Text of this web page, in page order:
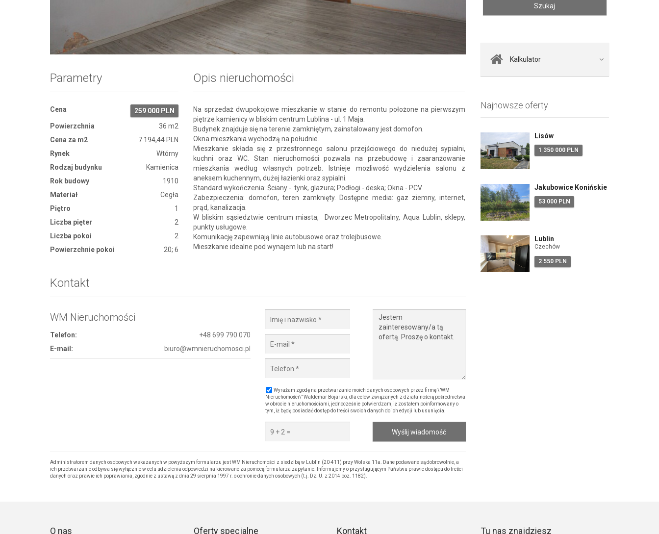
Zdjęcie 1
Parametry
Cena
259 000 PLN
Powierzchnia
36 m2
Cena za m2
7 194,44 PLN
Rynek
Wtórny
Rodzaj budynku
Kamienica
Rok budowy
1910
Materiał
Cegła
Piętro
1
Liczba pięter
2
Liczba pokoi
2
Powierzchnie pokoi
20; 6
Opis nieruchomości
Na sprzedaż dwupokojowe mieszkanie w stanie do remontu położone na pierwszym
piętrze kamienicy w bliskim centrum Lublina - ul. 1 Maja.
Budynek znajduje się na terenie zamkniętym, zainstalowany jest domofon.
Okna mieszkania wychodzą na południe.
Mieszkanie składa się z przestronnego salonu przejściowego do niedużej sypialni,
kuchni oraz WC. Stan nieruchomości pozwala na przebudowę i zaaranżowanie
mieszkania według własnych potrzeb. Istnieje możliwość wydzielenia salonu z
aneksem kuchennym, dużej łazienki oraz sypialni.
Standard wykończenia: Ściany - tynk, glazura; Podłogi - deska; Okna - PCV.
Zabezpieczenia: domofon, teren zamknięty. Dostępne media: gaz ziemny, internet,
prąd, kanalizacja.
W bliskim sąsiedztwie centrum miasta, Dworzec Metropolitalny, Aqua Lublin, sklepy,
punkty usługowe.
Komunikację zapewniają linie autobusowe oraz trolejbusowe.
Mieszkanie idealne pod wynajem lub na start!
Kontakt
WM Nieruchomości
Telefon:
+48 699 790 070
E-mail:
biuro@wmnieruchomosci.pl
Wyrażam zgodę na przetwarzanie moich danych osobowych przez firmę \"WM
Nieruchomości\" Waldemar Bojarski, dla celów związanych z działalnością pośrednictwa
w obrocie nieruchomościami, jednocześnie potwierdzam, iż zostałem poinformowany o
tym, iż będę posiadać dostęp do treści swoich danych do ich edycji lub usunięcia.
Wyślij wiadomość
Administratorem danych osobowych wskazanych w powyższym formularzu jest WM Nieruchomości z siedzibą w Lublin (20-411) przy Wolska 11a. Dane podawane są dobrowolnie, a
ich przetwarzanie odbywa się wyłącznie w celu udzielenia odpowiedzi na kierowane za pomocą formularza zapytanie. Informujemy o przysługującym Państwu prawie dostępu do treści
danych oraz prawie ich poprawiania, zgodnie z ustawą z dnia 29 sierpnia 1997 r. o ochronie danych osobowych (t.j. Dz. U. z 2014 poz. 1182).
Kalkulator
Najnowsze oferty
Lisów
1 350 000 PLN
Jakubowice Konińskie
53 000 PLN
Lublin
Czechów
2 550 PLN
O nas Oferty specjalne Kontakt Tu nas znajdziesz